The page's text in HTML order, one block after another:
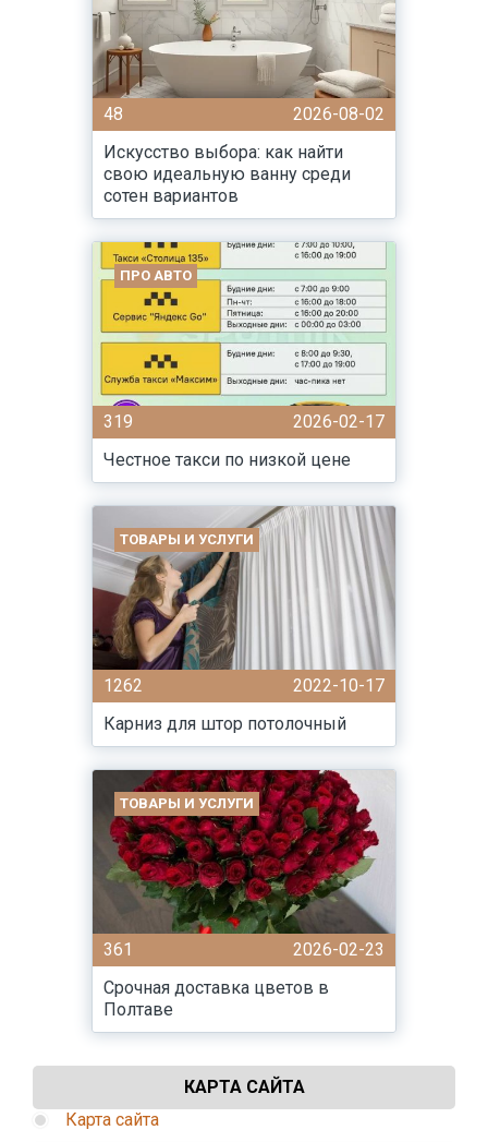
48
2026-08-02
Искусство выбора: как найти
свою идеальную ванну среди
сотен вариантов
ПРО АВТО
319
2026-02-17
Честное такси по низкой цене
ТОВАРЫ И УСЛУГИ
1262
2022-10-17
Карниз для штор потолочный
ТОВАРЫ И УСЛУГИ
361
2026-02-23
Срочная доставка цветов в
Полтаве
КАРТА САЙТА
Карта сайта